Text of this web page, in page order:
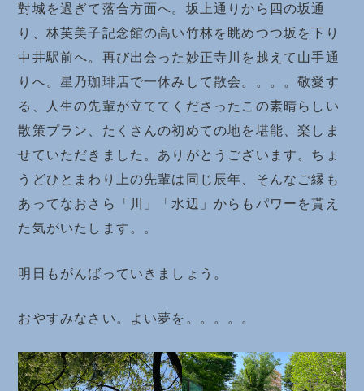
對城を過ぎて落合方面へ。坂上通りから四の坂通
り、林芙美子記念館の高い竹林を眺めつつ坂を下り
中井駅前へ。再び出会った妙正寺川を越えて山手通
りへ。星乃珈琲店で一休みして散会。。。。敬愛す
る、人生の先輩が立ててくださったこの素晴らしい
散策プラン、たくさんの初めての地を堪能、楽しま
せていただきました。ありがとうございます。ちょ
うどひとまわり上の先輩は同じ辰年、そんなご縁も
あってなおさら「川」「水辺」からもパワーを貰え
た気がいたします。。
明日もがんばっていきましょう。
おやすみなさい。よい夢を。。。。。